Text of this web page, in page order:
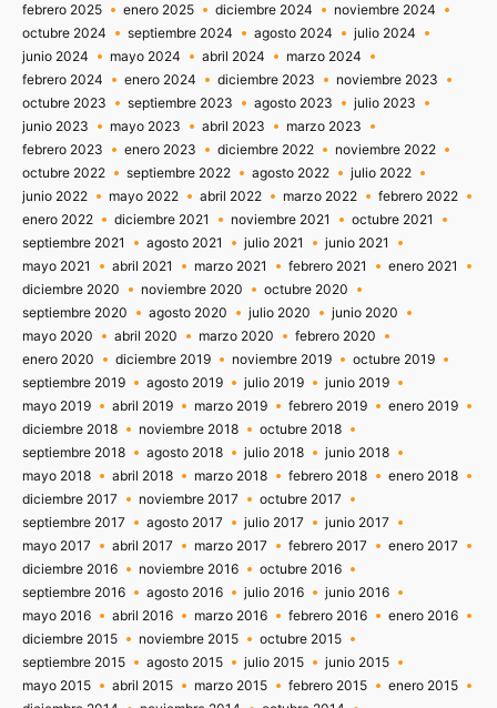
febrero 2025
enero 2025 diciembre 2024
noviembre 2024
octubre 2024
septiembre 2024 agosto 2024
julio 2024
junio 2024
mayo 2024 abril 2024
marzo 2024
febrero 2024
enero 2024 diciembre 2023
noviembre 2023
octubre 2023
septiembre 2023 agosto 2023
julio 2023
junio 2023
mayo 2023 abril 2023
marzo 2023
febrero 2023
enero 2023 diciembre 2022
noviembre 2022
octubre 2022
septiembre 2022 agosto 2022
julio 2022
junio 2022
mayo 2022 abril 2022 marzo 2022
febrero 2022
enero 2022
diciembre 2021 noviembre 2021
octubre 2021
septiembre 2021
agosto 2021 julio 2021
junio 2021
mayo 2021
abril 2021 marzo 2021 febrero 2021
enero 2021
diciembre 2020
noviembre 2020
octubre 2020
septiembre 2020
agosto 2020 julio 2020
junio 2020
mayo 2020
abril 2020 marzo 2020
febrero 2020
enero 2020
diciembre 2019 noviembre 2019
octubre 2019
septiembre 2019
agosto 2019 julio 2019
junio 2019
mayo 2019
abril 2019 marzo 2019 febrero 2019
enero 2019
diciembre 2018
noviembre 2018
octubre 2018
septiembre 2018
agosto 2018 julio 2018
junio 2018
mayo 2018
abril 2018 marzo 2018 febrero 2018
enero 2018
diciembre 2017
noviembre 2017
octubre 2017
septiembre 2017
agosto 2017 julio 2017
junio 2017
mayo 2017
abril 2017 marzo 2017 febrero 2017
enero 2017
diciembre 2016
noviembre 2016
octubre 2016
septiembre 2016
agosto 2016 julio 2016
junio 2016
mayo 2016
abril 2016 marzo 2016 febrero 2016
enero 2016
diciembre 2015
noviembre 2015
octubre 2015
septiembre 2015
agosto 2015 julio 2015
junio 2015
mayo 2015
abril 2015 marzo 2015 febrero 2015
enero 2015